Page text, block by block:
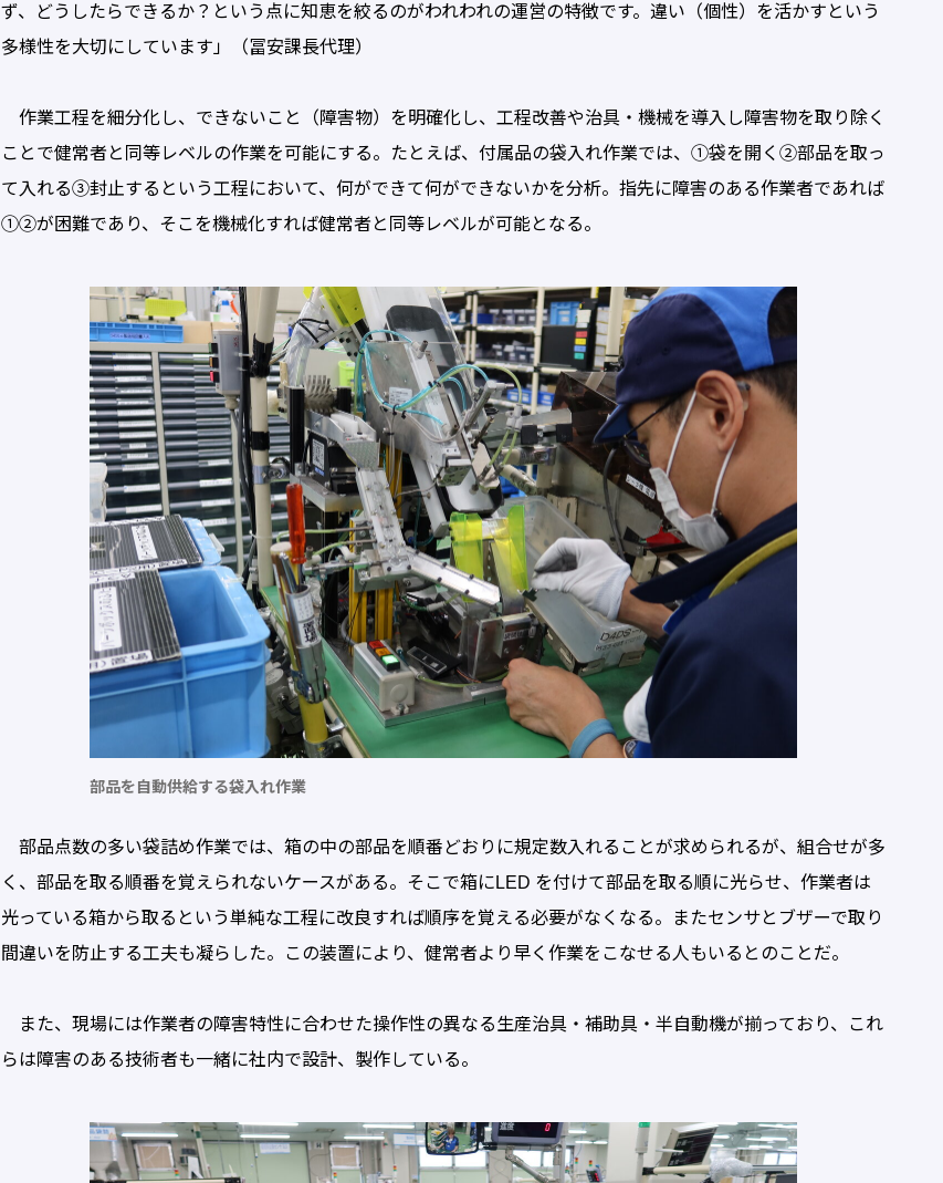
ず、どうしたらできるか？という点に知恵を絞るのがわれわれの運営の特徴です。違い（個性）を活かすという
多様性を大切にしています」（冨安課長代理）
作業工程を細分化し、できないこと（障害物）を明確化し、工程改善や治具・機械を導入し障害物を取り除く
ことで健常者と同等レベルの作業を可能にする。たとえば、付属品の袋入れ作業では、①袋を開く②部品を取っ
て入れる③封止するという工程において、何ができて何ができないかを分析。指先に障害のある作業者であれば
①②が困難であり、そこを機械化すれば健常者と同等レベルが可能となる。
部品を自動供給する袋入れ作業
部品点数の多い袋詰め作業では、箱の中の部品を順番どおりに規定数入れることが求められるが、組合せが多
く、部品を取る順番を覚えられないケースがある。そこで箱にLED を付けて部品を取る順に光らせ、作業者は
光っている箱から取るという単純な工程に改良すれば順序を覚える必要がなくなる。またセンサとブザーで取り
間違いを防止する工夫も凝らした。この装置により、健常者より早く作業をこなせる人もいるとのことだ。
また、現場には作業者の障害特性に合わせた操作性の異なる生産治具・補助具・半自動機が揃っており、これ
らは障害のある技術者も一緒に社内で設計、製作している。